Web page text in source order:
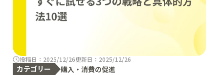
投稿日：2025/12/26更新日：2025/12/26
カテゴリー 購入・消費の促進